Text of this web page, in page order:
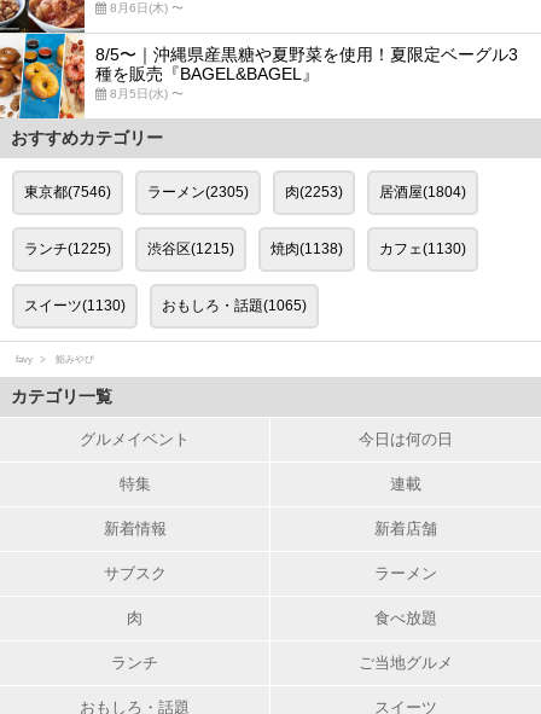
8月6日(木) 〜
8/5〜｜沖縄県産黒糖や夏野菜を使用！夏限定ベーグル3
種を販売『BAGEL&BAGEL』
8月5日(水) 〜
おすすめカテゴリー
東京都(7546) ラーメン(2305) 肉(2253) 居酒屋(1804)
ランチ(1225) 渋谷区(1215) 焼肉(1138) カフェ(1130)
スイーツ(1130) おもしろ・話題(1065)
favy 鮨みやび
カテゴリ一覧
グルメイベント 今日は何の日
特集 連載
新着情報 新着店舗
サブスク ラーメン
肉 食べ放題
ランチ ご当地グルメ
おもしろ・話題 スイーツ